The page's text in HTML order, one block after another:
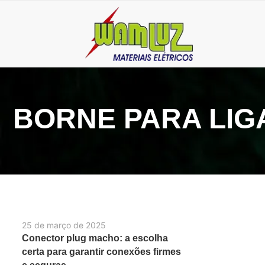
BORNE PARA
25 de março de 2025
Conector plug macho: a escolha
certa para garantir conexões firmes